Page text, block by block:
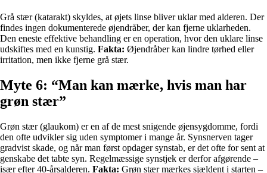
Grå stær (katarakt) skyldes, at øjets linse bliver uklar med alderen. Der
findes ingen dokumenterede øjendråber, der kan fjerne uklarheden.
Den eneste effektive behandling er en operation, hvor den uklare linse
udskiftes med en kunstig. Fakta: Øjendråber kan lindre tørhed eller
irritation, men ikke fjerne grå stær.
Myte 6: “Man kan mærke, hvis man har
grøn stær”
Grøn stær (glaukom) er en af de mest snigende øjensygdomme, fordi
den ofte udvikler sig uden symptomer i mange år. Synsnerven tager
gradvist skade, og når man først opdager synstab, er det ofte for sent at
genskabe det tabte syn. Regelmæssige synstjek er derfor afgørende –
især efter 40-årsalderen. Fakta: Grøn stær mærkes sjældent i starten –